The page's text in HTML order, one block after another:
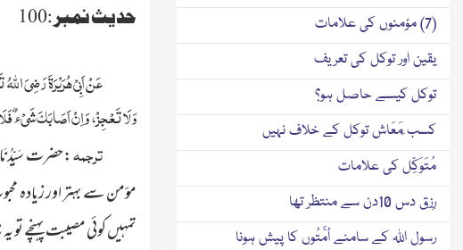
حدیث نمبر :100
عَنْ اَبِیْ ہُرَیْرَۃَ رَضِیَ
وَلَا تَعْجِزْ، وَاِنْ اَصَابَکَ شَیْء
ترجمہ:حضرت سَیِّدُنَا
مؤمن سے بہتر اور زیادہ
تمہیں کوئی مصیبت پہنچے تو یہ
(7) مؤمنوں کی علامات
یقین اور توکل کی تعریف
توکل کیسے حاصل ہو؟
کسب ِمَعَاش توکل کے خلاف نہیں
مُتَوَکِّل کی علامات
رِزق دس 10دن سے منتظر تھا
رسول اللہ کے سامنے اُمَّتُوں کا پیش ہونا